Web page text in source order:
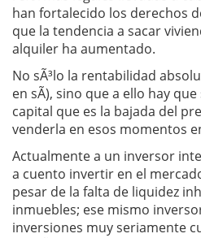
han fortalecido los derechos
que la tendencia a sacar
alquiler ha aumentado.
No sÃ³lo la rentabilidad
en sÃ­), sino que a ello hay
capital que es la bajada del
venderla en esos momentos
Actualmente a un inversor
a cuento invertir en el
pesar de la falta de liquidez
inmuebles; ese mismo
inversiones muy seriamente